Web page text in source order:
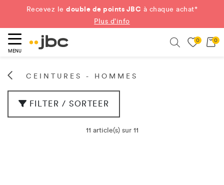
Recevez ledouble de points JBC à chaque achat*
Plus d'info
MENU
0 0
CEINTURES - HOMMES
FILTER / SORTEER
11 article(s) sur 11